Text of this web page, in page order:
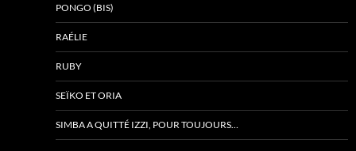
PONGO (BIS)
RAÉLIE
RUBY
SEÏKO ET ORIA
SIMBA A QUITTÉ IZZI, POUR TOUJOURS…